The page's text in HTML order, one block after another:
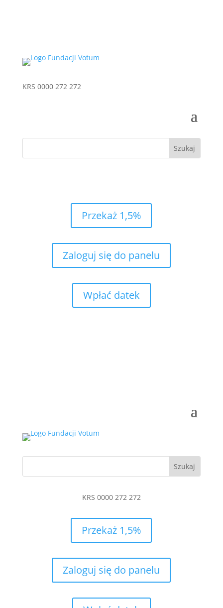
KRS 0000 272 272
Przekaż 1,5%
Zaloguj się do panelu
Wpłać datek
KRS 0000 272 272
Przekaż 1,5%
Zaloguj się do panelu